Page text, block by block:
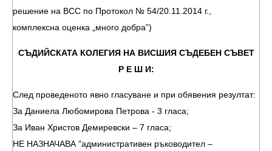
решение на ВСС по Протокол № 54/20.11.2014 г.,
комплексна оценка „много добра”)
СЪДИЙСКАТА КОЛЕГИЯ НА ВИСШИЯ СЪДЕБЕН СЪВЕТ
Р Е Ш И:
След проведеното явно гласуване и при обявения резултат:
За Даниела Любомирова Петрова - 3 гласа;
За Иван Христов Демиревски – 7 гласа;
НЕ НАЗНАЧАВА "административен ръководител –